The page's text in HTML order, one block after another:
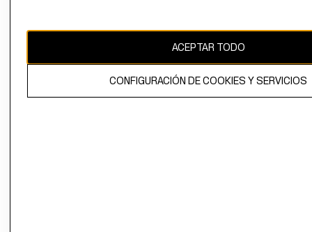
El contenido de esta página web está protegido por copyright y es
ACEPTAR TODO
CONFIGURACIÓN DE COOKIES Y SERVICIOS